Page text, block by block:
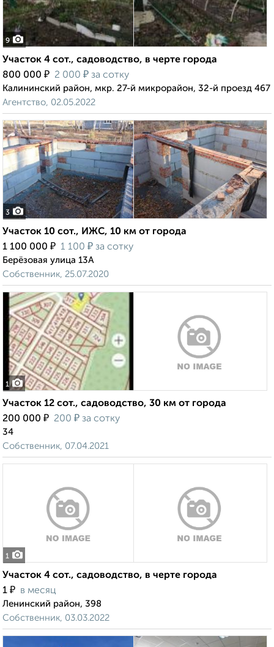
9
Участок 4 сот., садоводство, в черте города
800 000 ₽ 2 000 ₽ за сотку
Калининский район, мкр. 27-й микрорайон, 32-й проезд 467
Агентство, 02.05.2022
3
Участок 10 сот., ИЖС, 10 км от города
1 100 000 ₽ 1 100 ₽ за сотку
Берёзовая улица 13А
Собственник, 25.07.2020
1
Участок 12 сот., садоводство, 30 км от города
200 000 ₽ 200 ₽ за сотку
34
Собственник, 07.04.2021
1
Участок 4 сот., садоводство, в черте города
1 ₽ в месяц
Ленинский район, 398
Собственник, 03.03.2022